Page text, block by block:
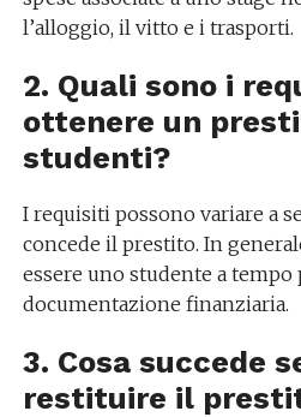
l’alloggio, il vitto e i trasporti.
2. Quali sono i
ottenere un
studenti?
I requisiti possono variare a
concede il prestito. In
essere uno studente a
documentazione finanziaria.
3. Cosa succede
restituire il